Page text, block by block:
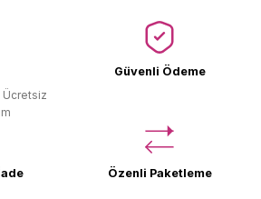
Ücretsiz
Güvenli Ödeme
Özenli Paketleme